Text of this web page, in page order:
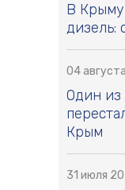
В
дизель:
04
Один из
Крым
31 июля